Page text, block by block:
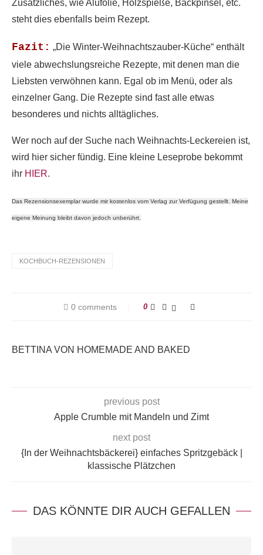
Zusätzliches, wie Alufolie, Holzspieße, Backpinsel, etc.
steht dies ebenfalls beim Rezept.
Fazit: „Die Winter-Weihnachtszauber-Küche“ enthält
viele abwechslungsreiche Rezepte, mit denen man die
Liebsten verwöhnen kann. Egal ob im Menü, oder als
einzelner Gang. Die Rezepte sind fast alle etwas
besonderes und nichts alltägliches.
Wer noch auf der Suche nach Weihnachts-Leckereien ist,
wird hier sicher fündig. Eine kleine Leseprobe bekommt
ihr HIER.
Das Rezensionsexemplar wurde mir kostenlos vom Verlag zur Verfügung gestellt. Meine
eigene Meinung bleibt davon jedoch unberührt.
KOCHBUCH-REZENSIONEN
0 comments 0
BETTINA VON HOMEMADE AND BAKED
previous post
Apple Crumble mit Mandeln und Zimt
next post
{In der Weihnachtsbäckerei} einfaches Spritzgebäck |
klassische Plätzchen
DAS KÖNNTE DIR AUCH GEFALLEN